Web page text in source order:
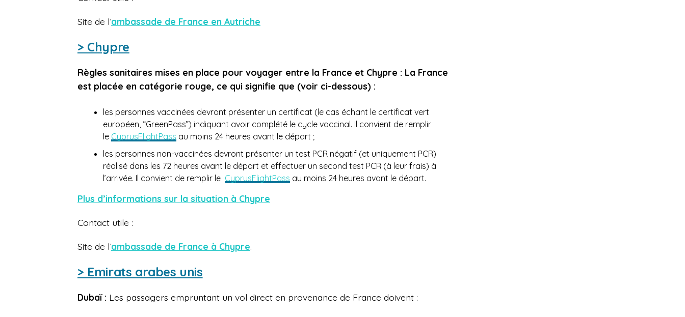
Site de l’ambassade de France en Autriche
> Chypre
Règles sanitaires mises en place pour voyager entre la France et Chypre : La France
est placée en catégorie rouge, ce qui signifie que (voir ci-dessous) :
les personnes vaccinées devront présenter un certificat (le cas échant le certificat vert
européen, “GreenPass”) indiquant avoir complété le cycle vaccinal. Il convient de remplir
le CyprusFlightPass au moins 24 heures avant le départ ;
les personnes non-vaccinées devront présenter un test PCR négatif (et uniquement PCR)
réalisé dans les 72 heures avant le départ et effectuer un second test PCR (à leur frais) à
l’arrivée. Il convient de remplir le CyprusFlightPass au moins 24 heures avant le départ.
Plus d’informations sur la situation à Chypre
Contact utile :
Site de l’ambassade de France à Chypre.
> Emirats arabes unis
Dubaï : Les passagers empruntant un vol direct en provenance de France doivent :